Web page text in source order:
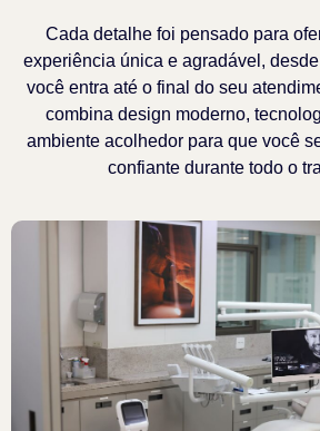
Cada detalhe foi pensado para
experiência única e agradável,
você entra até o final do seu
combina design moderno,
ambiente acolhedor para que você
confiante durante todo o